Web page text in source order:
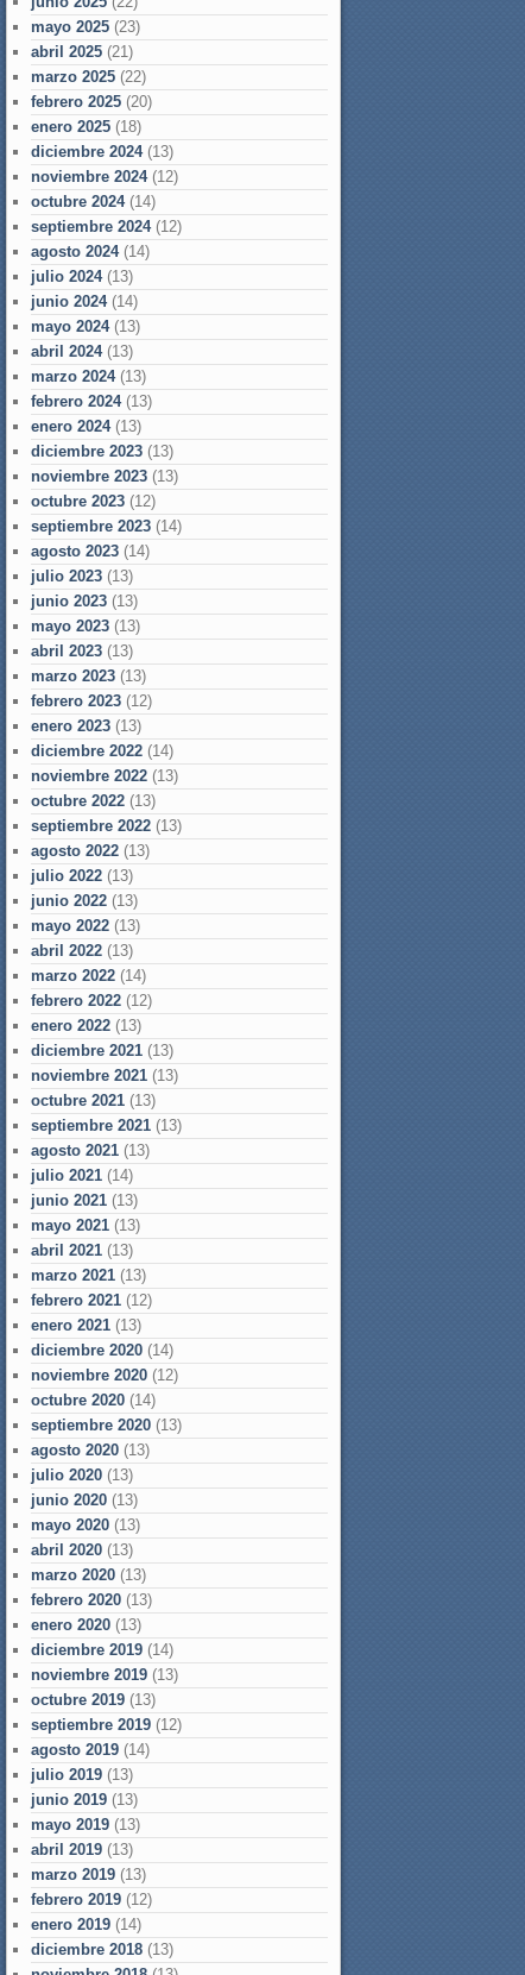
mayo 2025 (23)
abril 2025 (21)
marzo 2025 (22)
febrero 2025 (20)
enero 2025 (18)
diciembre 2024(13)
noviembre 2024(12)
octubre 2024(14)
septiembre 2024(12)
agosto 2024(14)
julio 2024(13)
junio 2024(14)
mayo 2024(13)
abril 2024(13)
marzo 2024(13)
febrero 2024(13)
enero 2024(13)
diciembre 2023 (13)
noviembre 2023 (13)
octubre 2023 (12)
septiembre 2023 (14)
agosto 2023 (14)
julio 2023 (13)
junio 2023 (13)
mayo 2023 (13)
abril 2023 (13)
marzo 2023 (13)
febrero 2023 (12)
enero 2023 (13)
diciembre 2022 (14)
noviembre 2022 (13)
octubre 2022 (13)
septiembre 2022 (13)
agosto 2022 (13)
julio 2022 (13)
junio 2022 (13)
mayo 2022 (13)
abril 2022 (13)
marzo 2022 (14)
febrero 2022 (12)
enero 2022 (13)
diciembre 2021 (13)
noviembre 2021 (13)
octubre 2021 (13)
septiembre 2021 (13)
agosto 2021 (13)
julio 2021 (14)
junio 2021 (13)
mayo 2021 (13)
abril 2021 (13)
marzo 2021 (13)
febrero 2021 (12)
enero 2021 (13)
diciembre 2020 (14)
noviembre 2020 (12)
octubre 2020 (14)
septiembre 2020 (13)
agosto 2020 (13)
julio 2020 (13)
junio 2020 (13)
mayo 2020 (13)
abril 2020 (13)
marzo 2020 (13)
febrero 2020 (13)
enero 2020 (13)
diciembre 2019 (14)
noviembre 2019 (13)
octubre 2019 (13)
septiembre 2019 (12)
agosto 2019 (14)
julio 2019 (13)
junio 2019 (13)
mayo 2019 (13)
abril 2019 (13)
marzo 2019 (13)
febrero 2019 (12)
enero 2019 (14)
diciembre 2018 (13)